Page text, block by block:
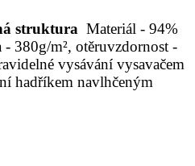
struktura Materiál - 94%
380g/m², otěruvzdornost -
vysávání vysavačem
hadříkem navlhčeným